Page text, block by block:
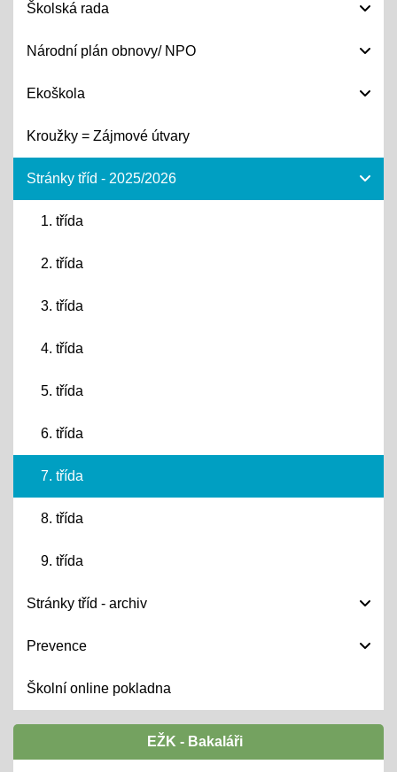
Školská rada
Národní plán obnovy/ NPO
Ekoškola
Kroužky = Zájmové útvary
Stránky tříd - 2025/2026
1. třída
2. třída
3. třída
4. třída
5. třída
6. třída
7. třída
8. třída
9. třída
Stránky tříd - archiv
Prevence
Školní online pokladna
EŽK - Bakaláři